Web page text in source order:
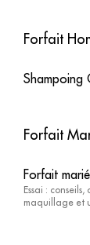
Forfait
Shampoing
Forfait
Forfait
Essai :
maquillage et